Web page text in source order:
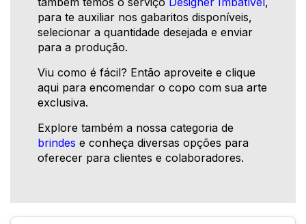
para te auxiliar nos gabaritos disponíveis,
selecionar a quantidade desejada e enviar
para a produção.
Viu como é fácil? Então aproveite e clique
aqui para encomendar o copo com sua arte
exclusiva.
Explore também a nossa categoria de
brindes e conheça diversas opções para
oferecer para clientes e colaboradores.